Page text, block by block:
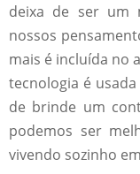
deixa de ser um
nossos
mais é incluída no
tecnologia é
de brinde um
podemos ser
vivendo sozinho